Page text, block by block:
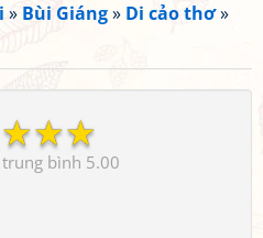
» Bùi Giáng» Di cảo thơ»
☆
☆
☆
5.00